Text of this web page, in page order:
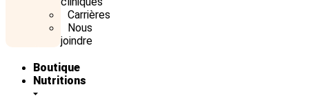
Carrières
Nous
joindre
Boutique
Nutritions